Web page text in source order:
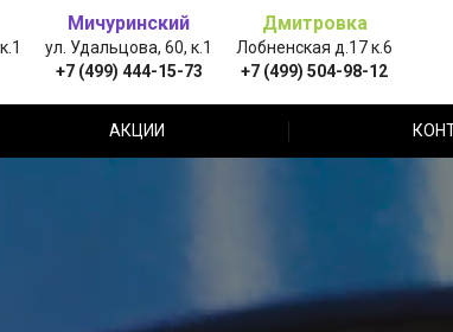
Мичуринский
ул. Удальцова, 60, к.1
+7 (499) 444-15-73
Дмитровка
Лобненская д.17 к.6
+7 (499) 504-98-12
АКЦИИ